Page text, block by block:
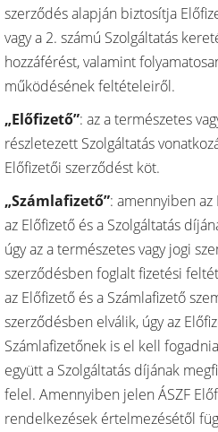
szerződés alapján biztosítja
vagy a 2. számú Szolgáltatás
hozzáférést, valamint
működésének feltételeiről.
„Előfizető”: az a természetes
részletezett Szolgáltatás
Előfizetői szerződést köt.
„Számlafizető”: amennyiben
az Előfizető és a Szolgáltatás
úgy az a természetes vagy jogi
szerződésben foglalt fizetési
az Előfizető és a Számlafizető
szerződésben elválik, úgy az
Számlafizetőnek is el kell
együtt a Szolgáltatás díjának
felel. Amennyiben jelen ÁSZF
rendelkezések értelmezésétől